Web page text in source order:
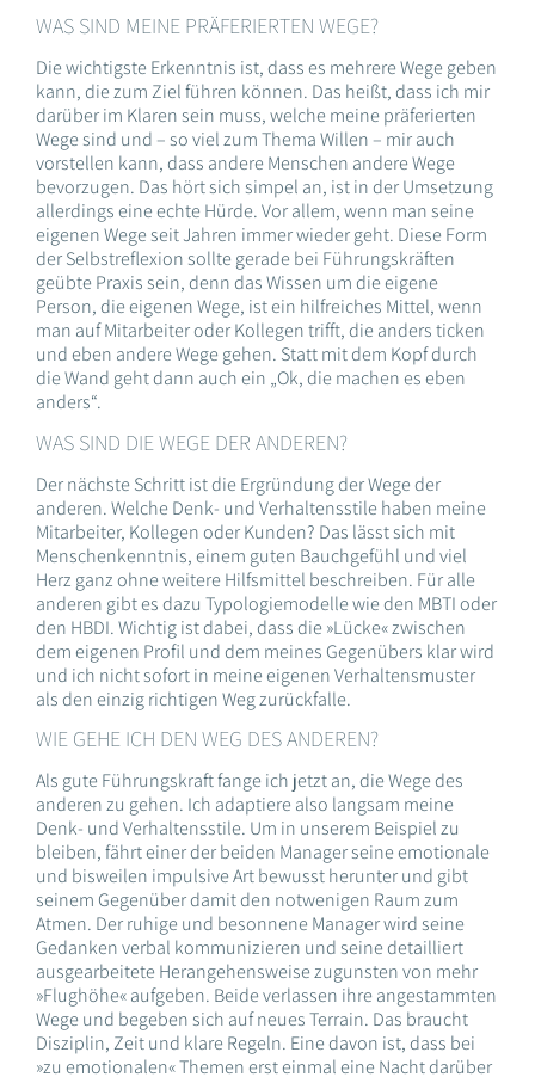
WAS SIND MEINE PRÄFERIERTEN WEGE?
Die wichtigste Erkenntnis ist, dass es mehrere Wege geben
kann, die zum Ziel führen können. Das heißt, dass ich mir
darüber im Klaren sein muss, welche meine präferierten
Wege sind und – so viel zum Thema Willen – mir auch
vorstellen kann, dass andere Menschen andere Wege
bevorzugen. Das hört sich simpel an, ist in der Umsetzung
allerdings eine echte Hürde. Vor allem, wenn man seine
eigenen Wege seit Jahren immer wieder geht. Diese Form
der Selbstreflexion sollte gerade bei Führungskräften
geübte Praxis sein, denn das Wissen um die eigene
Person, die eigenen Wege, ist ein hilfreiches Mittel, wenn
man auf Mitarbeiter oder Kollegen trifft, die anders ticken
und eben andere Wege gehen. Statt mit dem Kopf durch
die Wand geht dann auch ein „Ok, die machen es eben
anders“.
WAS SIND DIE WEGE DER ANDEREN?
Der nächste Schritt ist die Ergründung der Wege der
anderen. Welche Denk- und Verhaltensstile haben meine
Mitarbeiter, Kollegen oder Kunden? Das lässt sich mit
Menschenkenntnis, einem guten Bauchgefühl und viel
Herz ganz ohne weitere Hilfsmittel beschreiben. Für alle
anderen gibt es dazu Typologiemodelle wie den MBTI oder
den HBDI. Wichtig ist dabei, dass die »Lücke« zwischen
dem eigenen Profil und dem meines Gegenübers klar wird
und ich nicht sofort in meine eigenen Verhaltensmuster
als den einzig richtigen Weg zurückfalle.
WIE GEHE ICH DEN WEG DES ANDEREN?
Als gute Führungskraft fange ich jetzt an, die Wege des
anderen zu gehen. Ich adaptiere also langsam meine
Denk- und Verhaltensstile. Um in unserem Beispiel zu
bleiben, fährt einer der beiden Manager seine emotionale
und bisweilen impulsive Art bewusst herunter und gibt
seinem Gegenüber damit den notwenigen Raum zum
Atmen. Der ruhige und besonnene Manager wird seine
Gedanken verbal kommunizieren und seine detailliert
ausgearbeitete Herangehensweise zugunsten von mehr
»Flughöhe« aufgeben. Beide verlassen ihre angestammten
Wege und begeben sich auf neues Terrain. Das braucht
Disziplin, Zeit und klare Regeln. Eine davon ist, dass bei
»zu emotionalen« Themen erst einmal eine Nacht darüber